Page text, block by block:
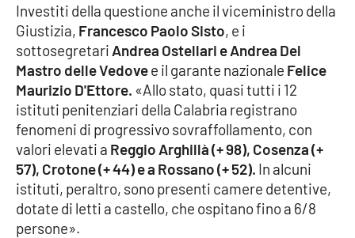
Catanzaro
Crotone
Vibo Valentia
Reggio Calabria
Cosenza
Lamezia Terme
Investiti della questione anche il viceministro della
Giustizia, Francesco Paolo Sisto, e i
sottosegretari Andrea Ostellari e Andrea Del
Mastro delle Vedovee il garante nazionale Felice
Maurizio D'Ettore. «Allo stato, quasi tutti i 12
istituti penitenziari della Calabria registrano
fenomeni di progressivo sovraffollamento, con
valori elevati a Reggio Arghillà (+ 98), Cosenza (+
57), Crotone (+ 44) e a Rossano (+ 52). In alcuni
istituti, peraltro, sono presenti camere detentive,
dotate di letti a castello, che ospitano fino a 6/8
persone».